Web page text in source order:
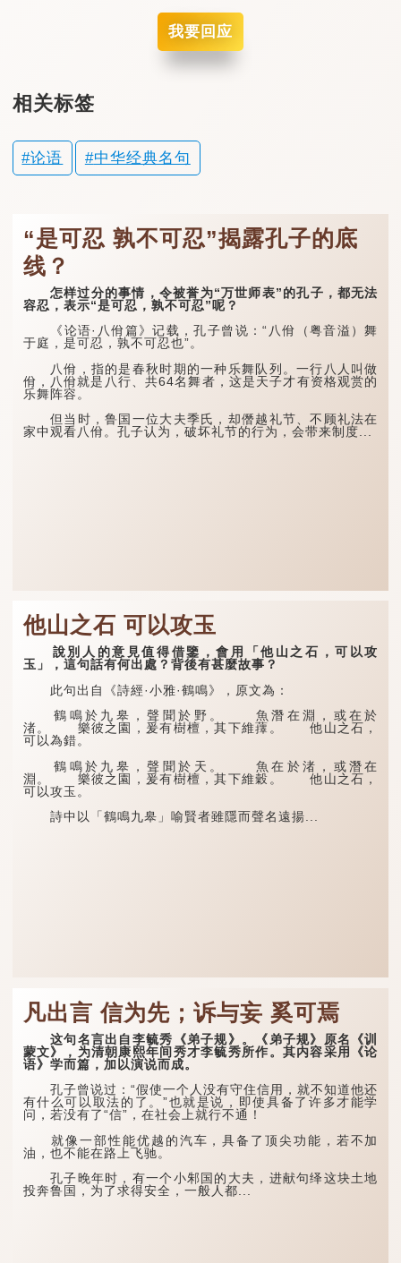
我要回应
相关标签
论语 中华经典名句
“是可忍 孰不可忍”揭露孔子的底
线？
怎样过分的事情，令被誉为“万世师表”的孔子，都无法
容忍，表示“是可忍，孰不可忍”呢？
《论语·八佾篇》记载，孔子曾说：“八佾（粤音溢）舞
于庭，是可忍，孰不可忍也”。
八佾，指的是春秋时期的一种乐舞队列。一行八人叫做
佾，八佾就是八行、共64名舞者，这是天子才有资格观赏的
乐舞阵容。
但当时，鲁国一位大夫季氏，却僭越礼节、不顾礼法在
家中观看八佾。孔子认为，破坏礼节的行为，会带来制度...
他山之石 可以攻玉
說別人的意見值得借鑒，會用「他山之石，可以攻
玉」，這句話有何出處？背後有甚麼故事？
此句出自《詩經·小雅·鶴鳴》，原文為：
鶴鳴於九皋，聲聞於野。 魚潛在淵，或在於
渚。 樂彼之園，爰有樹檀，其下維蘀。 他山之石，
可以為錯。
鶴鳴於九皋，聲聞於天。 魚在於渚，或潛在
淵。 樂彼之園，爰有樹檀，其下維穀。 他山之石，
可以攻玉。
詩中以「鶴鳴九皋」喻賢者雖隱而聲名遠揚...
凡出言 信为先；诉与妄 奚可焉
这句名言出自李毓秀《弟子规》。《弟子规》原名《训
蒙文》，为清朝康熙年间秀才李毓秀所作。其内容采用《论
语》学而篇，加以演说而成。
孔子曾说过：“假使一个人没有守住信用，就不知道他还
有什么可以取法的了。”也就是说，即使具备了许多才能学
问，若没有了“信”，在社会上就行不通！
就像一部性能优越的汽车，具备了顶尖功能，若不加
油，也不能在路上飞驰。
孔子晚年时，有一个小邾国的大夫，进献句绎这块土地
投奔鲁国，为了求得安全，一般人都...